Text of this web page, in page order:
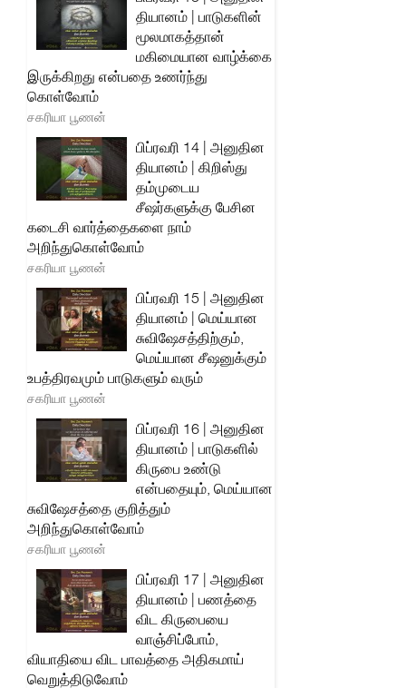
தியானம் | பாடுகளின்
மூலமாகத்தான்
மகிமையான வாழ்க்கை
இருக்கிறது என்பதை உணர்ந்து
கொள்வோம்
சகரியா பூணன்
பிப்ரவரி 14 | அனுதின
தியானம் | கிறிஸ்து
தம்முடைய
சீஷர்களுக்கு பேசின
கடைசி வார்த்தைகளை நாம்
அறிந்துகொள்வோம்
சகரியா பூணன்
பிப்ரவரி 15 | அனுதின
தியானம் | மெய்யான
சுவிஷேசத்திற்கும்,
மெய்யான சீஷனுக்கும்
உபத்திரவமும் பாடுகளும் வரும்
சகரியா பூணன்
பிப்ரவரி 16 | அனுதின
தியானம் | பாடுகளில்
கிருபை உண்டு
என்பதையும், மெய்யான
சுவிஷேசத்தை குறித்தும்
அறிந்துகொள்வோம்
சகரியா பூணன்
பிப்ரவரி 17 | அனுதின
தியானம் | பணத்தை
விட கிருபையை
வாஞ்சிப்போம்,
வியாதியை விட பாவத்தை அதிகமாய்
வெறுத்திடுவோம்